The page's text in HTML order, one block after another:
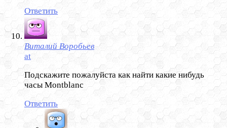
Ответить
Виталий Воробьев
at
Подскажите пожалуйста как найти какие нибудь
часы Montblanc
Ответить